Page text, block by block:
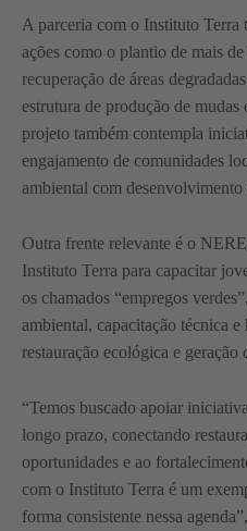
A parceria com o Instituto
ações como o plantio de mais
recuperação de áreas
estrutura de produção de mudas
projeto também contempla
engajamento de comunidades
ambiental com desenvolvimento
Outra frente relevante é o
Instituto Terra para capacitar
os chamados “empregos
ambiental, capacitação técnica
restauração ecológica e geração
“Temos buscado apoiar
longo prazo, conectando
oportunidades e ao
com o Instituto Terra é um
forma consistente nessa